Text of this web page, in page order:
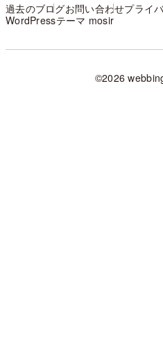
過去のブログお問い合わせプライ
WordPressテーマ mosir
©2026